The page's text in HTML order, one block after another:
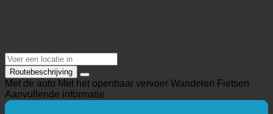
Routebeschrijving